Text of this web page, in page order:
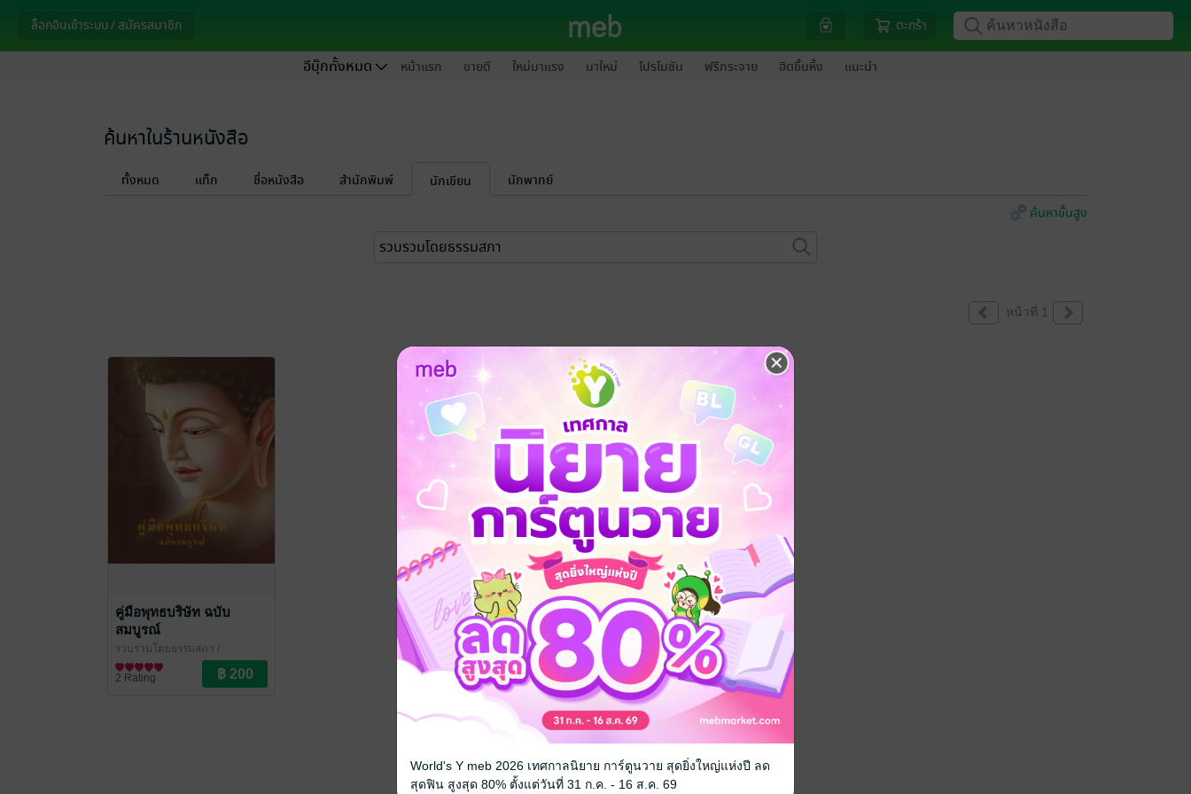
ล็อกอินเข้าระบบ / สมัครสมาชิก ตะกร้า
อีบุ๊กทั้งหมด หน้าแรก ขายดี ใหม่มาแรง มาใหม่ โปรโมชัน ฟรีกระจาย ฮิตขึ้นหิ้ง แนะนำ
ค้นหาในร้านหนังสือ
ทั้งหมด แท็ก ชื่อหนังสือ สำนักพิมพ์ นักเขียน
นักพากย์
ค้นหาขั้นสูง
หน้าที่ 1
คู่มือพุทธบริษัท ฉบับ
สมบูรณ์
รวบรวมโดยธรรมสภา /
Thammasapa
ธรรมะ/ปรัชญา
2 Rating
หน้าที่ 1
World's Y meb 2026 เทศกาลนิยาย การ์ตูนวาย สุดยิ่งใหญ่แห่งปี ลด
สุดฟิน สูงสุด 80% ตั้งแต่วันที่ 31 ก.ค. - 16 ส.ค. 69